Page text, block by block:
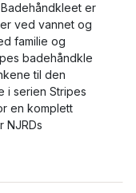
er
ved vannet og
familie og
badehåndkle
til den
i serien Stripes
en komplett
NJRDs